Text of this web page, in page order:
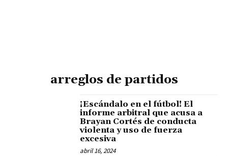
arreglos de partidos
¡Escándalo en el fútbol! El
informe arbitral que acusa a
Brayan Cortés de conducta
violenta y uso de fuerza
excesiva
abril 16, 2024